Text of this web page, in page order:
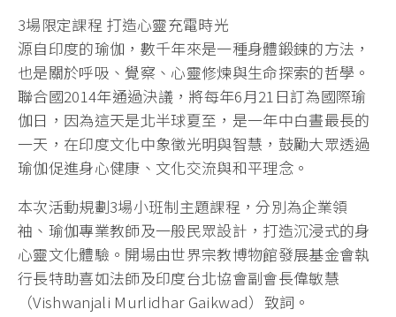
3場限定課程 打造心靈充電時光
源自印度的瑜伽，數千年來是一種身體鍛鍊的方法，
也是關於呼吸、覺察、心靈修煉與生命探索的哲學。
聯合國2014年通過決議，將每年6月21日訂為國際瑜
伽日，因為這天是北半球夏至，是一年中白晝最長的
一天，在印度文化中象徵光明與智慧，鼓勵大眾透過
瑜伽促進身心健康、文化交流與和平理念。
本次活動規劃3場小班制主題課程，分別為企業領
袖、瑜伽專業教師及一般民眾設計，打造沉浸式的身
心靈文化體驗。開場由世界宗教博物館發展基金會執
行長特助喜如法師及印度台北協會副會長偉敏慧
（Vishwanjali Murlidhar Gaikwad）致詞。